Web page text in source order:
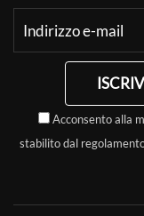
Acconsento alla
stabilito dal